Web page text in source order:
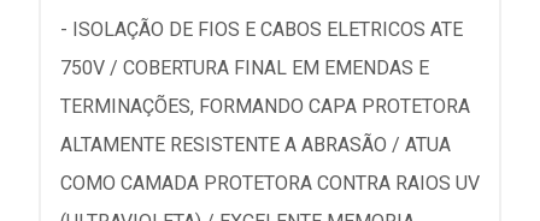
- ISOLAÇÃO DE FIOS E CABOS ELETRICOS ATE
750V / COBERTURA FINAL EM EMENDAS E
TERMINAÇÕES, FORMANDO CAPA PROTETORA
ALTAMENTE RESISTENTE A ABRASÃO / ATUA
COMO CAMADA PROTETORA CONTRA RAIOS UV